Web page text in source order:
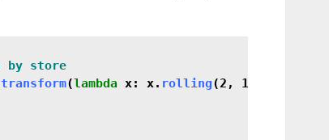
transform(lambda x: x. rolling(2, 1).